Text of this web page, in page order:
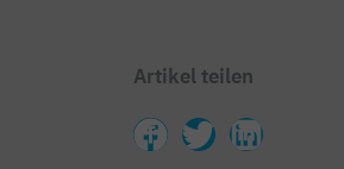
Artikel teilen